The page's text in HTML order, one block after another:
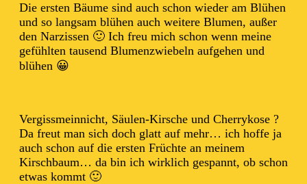
Die ersten Bäume sind auch schon wieder am Blühen
und so langsam blühen auch weitere Blumen, außer
den Narzissen 🙂 Ich freu mich schon wenn meine
gefühlten tausend Blumenzwiebeln aufgehen und
blühen 😀
Vergissmeinnicht, Säulen-Kirsche und Cherrykose ?
Da freut man sich doch glatt auf mehr… ich hoffe ja
auch schon auf die ersten Früchte an meinem
Kirschbaum… da bin ich wirklich gespannt, ob schon
etwas kommt 🙂